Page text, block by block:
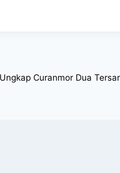
Curanmor Dua